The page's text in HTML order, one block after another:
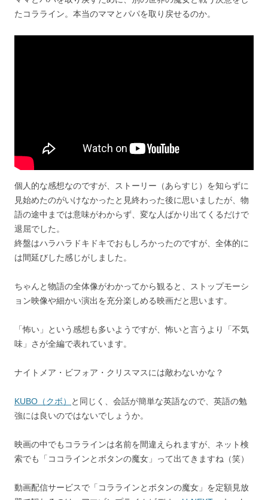
たコラライン。本当のママとパパを取り戻せるのか。
個人的な感想なのですが、ストーリー（あらすじ）を知らずに
見始めたのがいけなかったと見終わった後に思いましたが、物
語の途中までは意味がわからず、変な人ばかり出てくるだけで
退屈でした。
終盤はハラハラドキドキでおもしろかったのですが、全体的に
は間延びした感じがしました。
ちゃんと物語の全体像がわかってから観ると、ストップモーシ
ョン映像や細かい演出を充分楽しめる映画だと思います。
「怖い」という感想も多いようですが、怖いと言うより「不気
味」さが全編で表れています。
ナイトメア・ビフォア・クリスマスには敵わないかな？
KUBO（クボ）
と同じく、会話が簡単な英語なので、英語の勉
強には良いのではないでしょうか。
映画の中でもコララインは名前を間違えられますが、ネット検
索でも「ココラインとボタンの魔女」って出てきますね（笑）
動画配信サービスで「コララインとボタンの魔女」を定額見放